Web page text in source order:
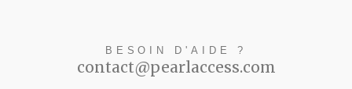
BESOIN D'AIDE ?
contact@pearlaccess.com